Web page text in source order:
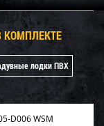
КОМПЛЕКТЕ
лодки ПВХ
D006 WSM